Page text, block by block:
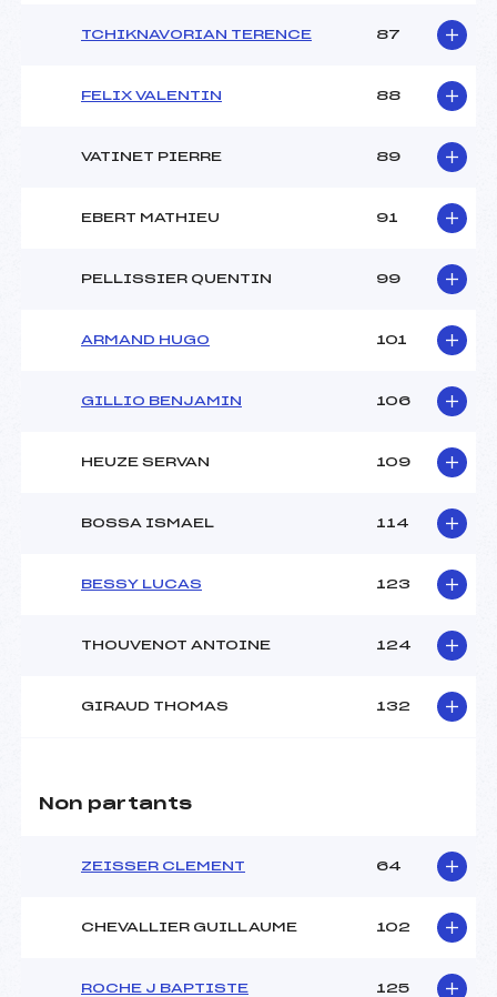
TCHIKNAVORIAN TERENCE 87
FELIX VALENTIN 88
VATINET PIERRE 89
EBERT MATHIEU 91
PELLISSIER QUENTIN 99
ARMAND HUGO 101
GILLIO BENJAMIN 106
HEUZE SERVAN 109
BOSSA ISMAEL 114
BESSY LUCAS 123
THOUVENOT ANTOINE 124
GIRAUD THOMAS 132
Non partants
ZEISSER CLEMENT 64
CHEVALLIER GUILLAUME 102
ROCHE J BAPTISTE 125